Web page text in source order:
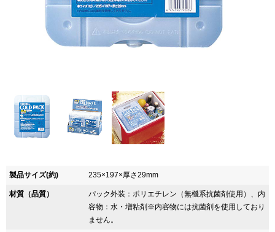
製品サイズ(約) 235×197×厚さ29mm
材質（品質）
パック外装：ポリエチレン（無機系抗菌剤使用）、内
容物：水・増粘剤※内容物には抗菌剤を使用しており
ません。